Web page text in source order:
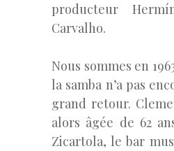
producteur
Carvalho.
Nous sommes en
la samba n’a pas
grand retour.
alors âgée de 62
Zicartola, le bar